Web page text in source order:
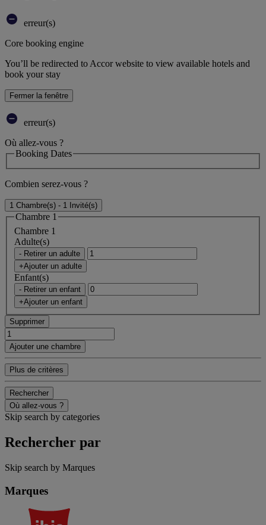
erreur(s)
Core booking engine
You’ll be redirected to Accor website to view available hotels and
book your stay
Fermer la fenêtre
erreur(s)
Où allez-vous ?
Booking Dates
Combien serez-vous ?
1 Chambre(s) - 1 Invité(s)
Chambre 1
Chambre 1
Adulte(s)
- Retirer un adulte
+Ajouter un adulte
Enfant(s)
- Retirer un enfant
+Ajouter un enfant
Supprimer
Ajouter une chambre
Plus de critères
Rechercher
Où allez-vous ?
Skip search by categories
Rechercher par
Skip search by Marques
Marques